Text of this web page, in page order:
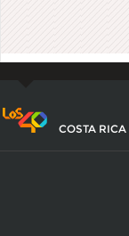
COSTA RICA